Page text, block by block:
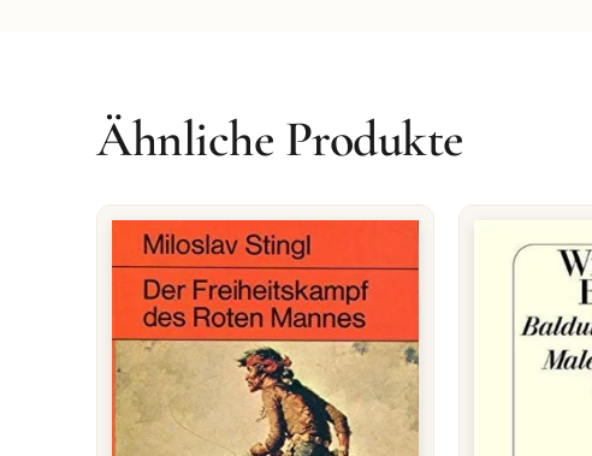
Ähnliche Produkte